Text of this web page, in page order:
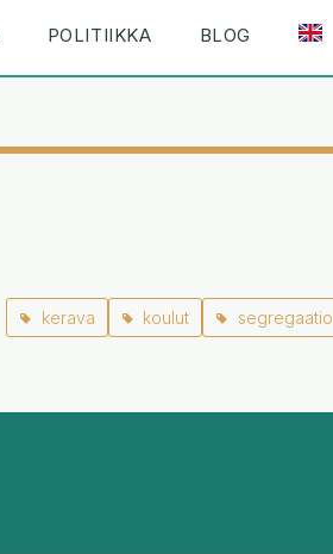
BLOG
POLITIIKKA
kerava koulut segregaatio